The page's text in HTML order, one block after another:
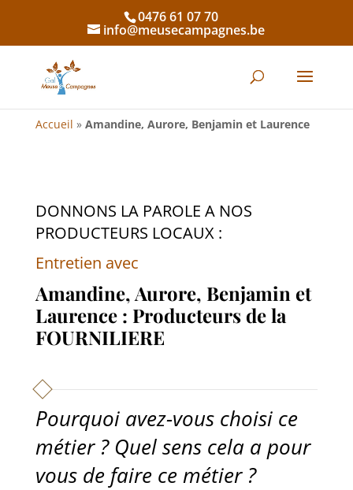
0476 61 07 70
info@meusecampagnes.be
Accueil » Amandine, Aurore, Benjamin et Laurence
DONNONS LA PAROLE A NOS
PRODUCTEURS LOCAUX :
Entretien avec
Amandine, Aurore, Benjamin et
Laurence : Producteurs de la
FOURNILIERE
Pourquoi avez-vous choisi ce
métier ? Quel sens cela a pour
vous de faire ce métier ?